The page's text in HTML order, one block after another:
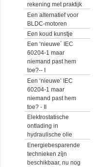
rekening met praktijk
Een alternatief voor
BLDC-motoren
Een koud kunstje
Een ‘nieuwe´ IEC
60204-1 maar
niemand past hem
toe?-- I
Een ‘nieuwe’ IEC
60204-1 maar
niemand past hem
toe? - II
Elektrostatische
ontlading in
hydraulische olie
Energiebesparende
technieken zíjn
beschikbaar, nu nog